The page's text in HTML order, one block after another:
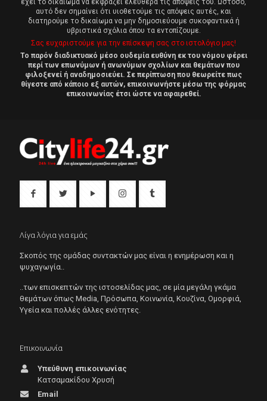
έχει το δικαίωμα να εκφράζει ελεύθερα τις απόψεις του. Ωστόσο,
αυτό δεν σημαίνει ότι υιοθετούμε τις απόψεις αυτές, και
διατηρούμε το δικαίωμα να μην δημοσιεύουμε συκοφαντικά ή
υβριστικά σχόλια όπου τα εντοπίζουμε.
Σας ευχαριστούμε για την επίσκεψη σας στο ιστολόγιο μας!
Το παρόν διαδικτυακό μέσο ουδεμία ευθύνη εκ του νόμου φέρει
περί των επωνύμων ή ανωνύμων σχολίων και θεμάτων που
φιλοξενεί ή αναδημοσιεύει. Σε περίπτωση που θεωρείτε πως
θίγεστε από κάποιο εξ αυτών, επικοινωνήστε μέσω της φόρμας
επικοινωνίας έτσι ώστε να αφαιρεθεί.
Λίγα λόγια για εμάς
Σκοπός της ομάδας συντακτών μας είναι η ενημέρωση και η
ψυχαγωγία..
..των επισκεπτών της ιστοσελίδας μας, σε μία μεγάλη γκάμα
θεμάτων όπως Μedia, Πρόσωπα, Κοινωνία, Κουζίνα, Ομορφιά,
Υγεία και πολλές άλλες ενότητες.
Επικοινωνία
Υπεύθυνη επικοινωνίας
Κατσαμακίδου Χρυσή
Email